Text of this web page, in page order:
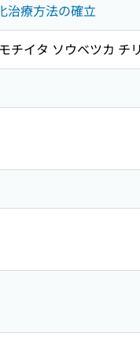
治療方法の確立
チイタ ソウベツカ チ